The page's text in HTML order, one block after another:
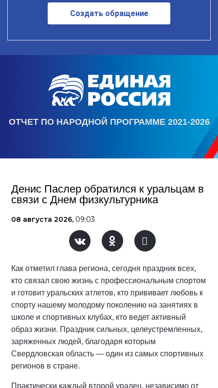
Создать обращение
ОТЧЕТ ПО НАРОДНОЙ ПРОГРАММЕ 2021-2026
Денис Паслер обратился к уральцам в
связи с Днем физкультурника
08 августа 2026, 09:03
Как отметил глава региона, сегодня праздник всех,
кто связал свою жизнь с профессиональным спортом
и готовит уральских атлетов, кто прививает любовь к
спорту нашему молодому поколению на занятиях в
школе и спортивных клубах, кто ведет активный
образ жизни. Праздник сильных, целеустремленных,
заряженных людей, благодаря которым
Свердловская область — один из самых спортивных
регионов в стране.
Практически каждый второй уралец, независимо от